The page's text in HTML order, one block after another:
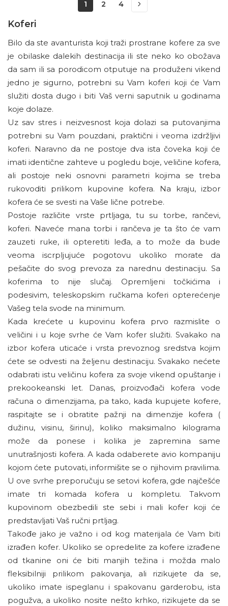
1 2 4
Koferi
Bilo da ste avanturista koji traži prostrane kofere za sve
je obilaske dalekih destinacija ili ste neko ko obožava
da sam ili sa porodicom otputuje na produženi vikend
jedno je sigurno, potrebni su Vam koferi koji će Vam
služiti dosta dugo i biti Vaš verni saputnik u godinama
koje dolaze.
Uz sav stres i neizvesnost koja dolazi sa putovanjima
potrebni su Vam pouzdani, praktični i veoma izdržljivi
koferi. Naravno da ne postoje dva ista čoveka koji će
imati identične zahteve u pogledu boje, veličine kofera,
ali postoje neki osnovni parametri kojima se treba
rukovoditi prilikom kupovine kofera. Na kraju, izbor
kofera će se svesti na Vaše lične potrebe.
Postoje različite vrste prtljaga, tu su torbe, rančevi,
koferi. Naveće mana torbi i rančeva je ta što će vam
zauzeti ruke, ili opteretiti leđa, a to može da bude
veoma iscrpljujuće pogotovu ukoliko morate da
pešačite do svog prevoza za narednu destinaciju. Sa
koferima to nije slučaj. Opremljeni točkićima i
podesivim, teleskopskim ručkama koferi opterećenje
Vašeg tela svode na minimum.
Kada krećete u kupovinu kofera prvo razmislite o
veličini i u koje svrhe će Vam kofer služiti. Svakako na
izbor kofera uticaće i vrsta prevoznog sredstva kojim
ćete se odvesti na željenu destinaciju. Svakako nećete
odabrati istu veličinu kofera za svoje vikend opuštanje i
prekookeanski let. Danas, proizvođači kofera vode
računa o dimenzijama, pa tako, kada kupujete kofere,
raspitajte se i obratite pažnji na dimenzije kofera (
dužinu, visinu, širinu), koliko maksimalno kilograma
može da ponese i kolika je zapremina same
unutrašnjosti kofera. A kada odaberete avio kompaniju
kojom ćete putovati, informišite se o njihovim pravilima.
U ove svrhe preporučuju se setovi kofera, gde najčešće
imate tri komada kofera u kompletu. Takvom
kupovinom obezbedili ste sebi i mali kofer koji će
predstavljati Vaš ručni prtljag.
Takođe jako je važno i od kog materijala će Vam biti
izrađen kofer. Ukoliko se opredelite za kofere izrađene
od tkanine oni će biti manjih težina i možda malo
fleksibilniji prilikom pakovanja, ali rizikujete da se,
ukoliko imate ispeglanu i spakovanu garderobu, ista
pogužva, a ukoliko nosite nešto krhko, rizikujete da se